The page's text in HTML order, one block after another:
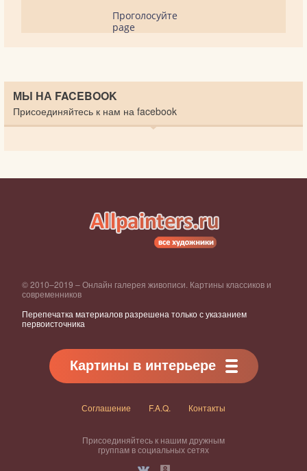
Проголосуйте
page
МЫ НА FACEBOOK
Присоединяйтесь к нам на facebook
© 2010–2019 – Онлайн галерея живописи. Картины классиков и
современников
Перепечатка материалов разрешена только с указанием
первоисточника
Картины в интерьере
Соглашение F.A.Q. Контакты
Присоединяйтесь к нашим дружным
группам в социальных сетях